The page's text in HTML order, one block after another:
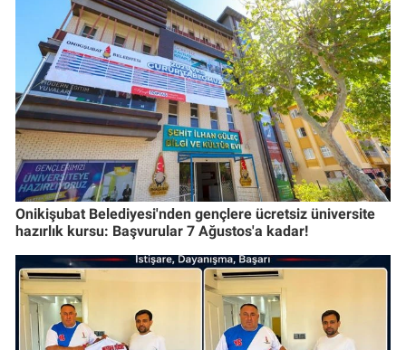
Onikişubat Belediyesi'nden gençlere ücretsiz üniversite
hazırlık kursu: Başvurular 7 Ağustos'a kadar!